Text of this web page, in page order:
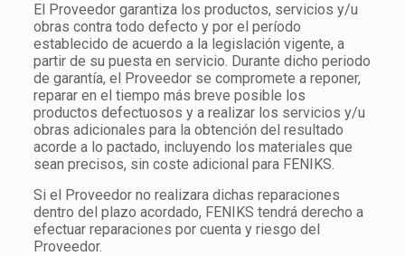
El Proveedor garantiza los productos, servicios y/u
obras contra todo defecto y por el período
establecido de acuerdo a la legislación vigente, a
partir de su puesta en servicio. Durante dicho periodo
de garantía, el Proveedor se compromete a reponer,
reparar en el tiempo más breve posible los
productos defectuosos y a realizar los servicios y/u
obras adicionales para la obtención del resultado
acorde a lo pactado, incluyendo los materiales que
sean precisos, sin coste adicional para FENIKS.
Si el Proveedor no realizara dichas reparaciones
dentro del plazo acordado, FENIKS tendrá derecho a
efectuar reparaciones por cuenta y riesgo del
Proveedor.